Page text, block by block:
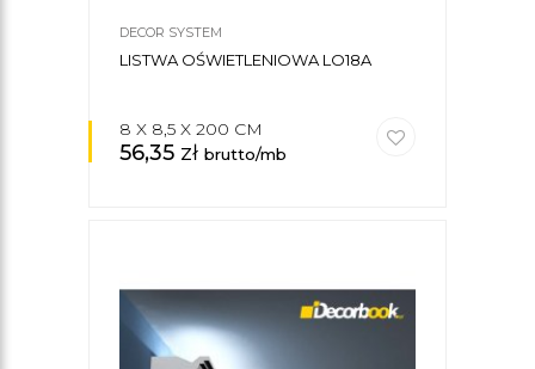
DECOR SYSTEM
LISTWA OŚWIETLENIOWA LO18A
8 X 8,5 X 200 CM
56,35 zł brutto/mb